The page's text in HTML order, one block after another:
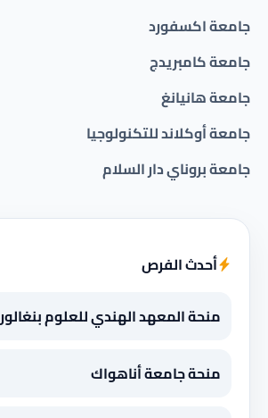
جامعة اكسفورد
جامعة كامبريدج
جامعة هانيانغ
جامعة أوكلاند للتكنولوجيا
جامعة بروناي دار السلام
أحدث الفرص
منحة المعهد الهندي للعلوم بنغالور
منحة جامعة أناهواك